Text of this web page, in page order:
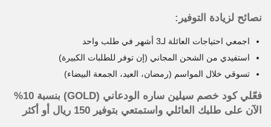
نصائح لزيادة التوفير:
اجمعي احتياجات العائلة لـ3 أشهر في طلب واحد
استفيدي من الشحن المجاني (إن توفر للطلبات الكبيرة)
تسوقي خلال المواسم (رمضان، العيد، الجمعة البيضاء)
فعّلي كود خصم سيلين ساره الودعاني (GOLD
) بنسبة 10%
الآن على طلبك العائلي واستمتعي بتوفير 150 ريال أو أكثر